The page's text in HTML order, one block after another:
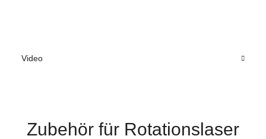
Video
Zubehör für Rotationslaser